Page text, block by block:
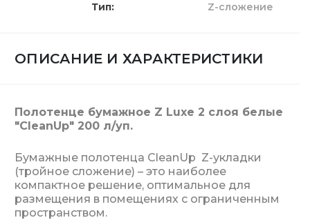
Тип
Z-сложение
ОПИСАНИЕ И ХАРАКТЕРИСТИКИ
Полотенце бумажное Z Luxe 2 слоя белые
"CleanUp" 200 л/уп.
Бумажные полотенца CleanUp Z-укладки
(тройное сложение) – это наиболее
компактное решение, оптимальное для
размещения в помещениях с ограниченным
пространством.